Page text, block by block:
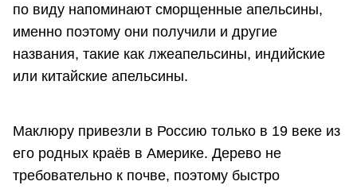
по виду напоминают сморщенные апельсины,
именно поэтому они получили и другие
названия, такие как лжеапельсины, индийские
или китайские апельсины.
Маклюру привезли в Россию только в 19 веке из
его родных краёв в Америке. Дерево не
требовательно к почве, поэтому быстро